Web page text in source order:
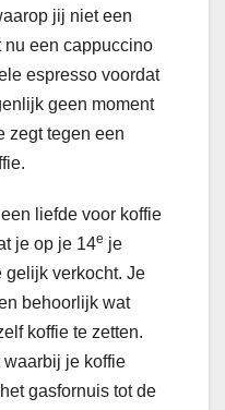
jij niet een
nu een cappuccino
espresso voordat
geen moment
zegt tegen een
liefde voor koffie
je op je 14e je
gelijk verkocht. Je
behoorlijk wat
koffie te zetten.
waarbij je koffie
gasfornuis tot de